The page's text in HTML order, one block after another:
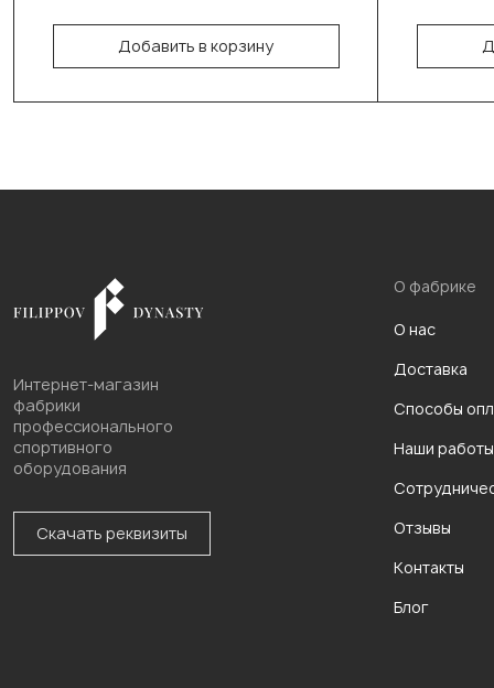
Добавить в корзину
В корзину
Интернет-магазин
фабрики
профессионального
спортивного
оборудования
Скачать реквизиты
О фабрике
О нас
Доставка
Способы
Наши работы
Отзывы
Контакты
Блог